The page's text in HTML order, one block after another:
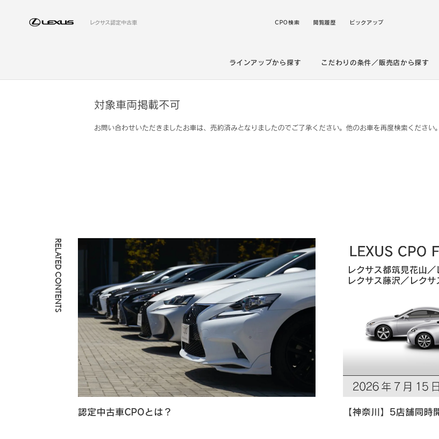
レクサス認定中古車 CPO検索 閲覧履歴 ピックアップ
ラインアップから探す こだわりの条件／販売店から探す
対象車両掲載不可
お問い合わせいただきましたお車は、売約済みとなりましたのでご了承ください。他のお車を再度検索ください
RELATED CONTENTS
認定中古車CPOとは？ 【神奈川】5店舗同時